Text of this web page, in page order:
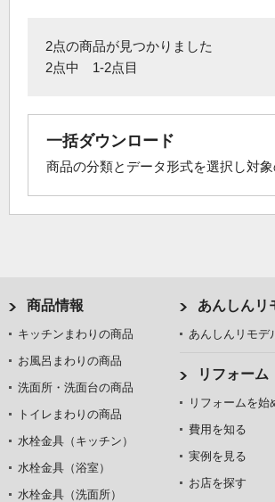
2点の商品が見つかりました
2点中 1-2点目
一括ダウンロード
商品の分類とデータ形式を選択し対
商品情報
キッチンまわりの商品
お風呂まわりの商品
洗面所・洗面台の商品
トイレまわりの商品
水栓金具（キッチン）
水栓金具（浴室）
水栓金具（洗面所）
あんしんリ
あんしんリモデ
リフォーム
リフォームを始
費用を知る
実例を見る
お店を探す